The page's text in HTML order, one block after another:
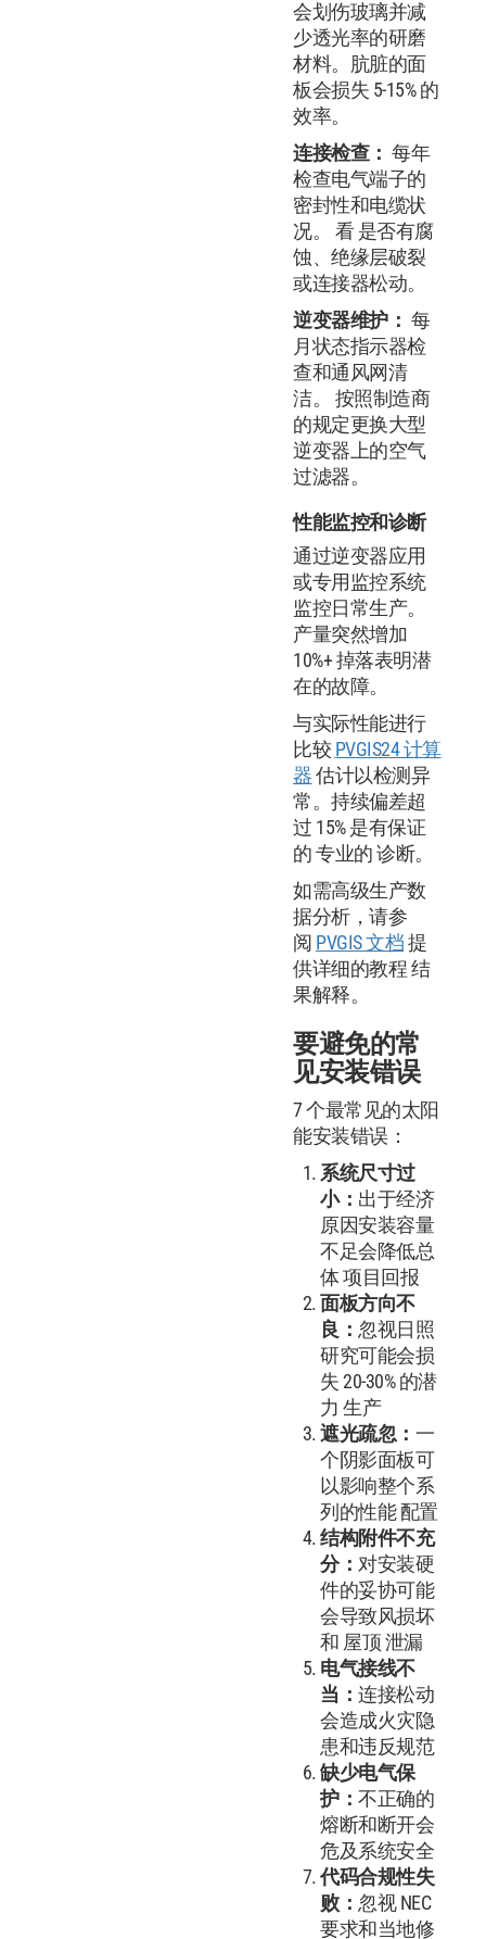
会划伤玻璃并减
少透光率的研磨
材料。肮脏的面
板会损失 5-15% 的
效率。
连接检查： 每年
检查电气端子的
密封性和电缆状
况。 看 是否有腐
蚀、绝缘层破裂
或连接器松动。
逆变器维护： 每
月状态指示器检
查和通风网清
洁。 按照制造商
的规定更换大型
逆变器上的空气
过滤器。
性能监控和诊断
通过逆变器应用
或专用监控系统
监控日常生产。
产量突然增加
10%+ 掉落表明潜
在的故障。
与实际性能进行
比较 PVGIS24 计算
器估计以检测异
常。持续偏差超
过 15% 是有保证
的 专业的 诊断。
如需高级生产数
据分析，请参
阅 PVGIS 文档提
供详细的教程 结
果解释。
要避免的常
见安装错误
7 个最常见的太阳
能安装错误：
系统尺寸过
小： 出于经济
原因安装容量
不足会降低总
体 项目回报
面板方向不
良： 忽视日照
研究可能会损
失 20-30% 的潜
力 生产
遮光疏忽： 一
个阴影面板可
以影响整个系
列的性能 配置
结构附件不充
分： 对安装硬
件的妥协可能
会导致风损坏
和 屋顶 泄漏
电气接线不
当： 连接松动
会造成火灾隐
患和违反规范
缺少电气保
护： 不正确的
熔断和断开会
危及系统安全
代码合规性失
败： 忽视 NEC
要求和当地修